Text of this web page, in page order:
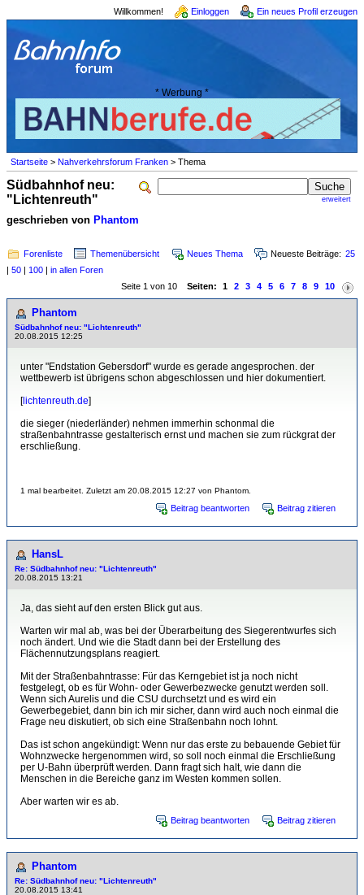
Willkommen! Einloggen Ein neues Profil erzeugen
* Werbung *
Startseite > Nahverkehrsforum Franken > Thema
erweitert
Südbahnhof neu:
"Lichtenreuth"
geschrieben von Phantom
Forenliste Themenübersicht Neues Thema Neueste Beiträge: 25
| 50 | 100 | in allen Foren
Seite 1 von 10 Seiten: 1 2 3 4 5 6 7 8 9 10
Phantom
Südbahnhof neu: "Lichtenreuth"
20.08.2015 12:25
unter "Endstation Gebersdorf" wurde es gerade angesprochen. der
wettbewerb ist übrigens schon abgeschlossen und hier dokumentiert.
[lichtenreuth.de]
die sieger (niederländer) nehmen immerhin schonmal die
straßenbahntrasse gestalterisch ernst und machen sie zum rückgrat der
erschließung.
1 mal bearbeitet. Zuletzt am 20.08.2015 12:27 von Phantom.
Beitrag beantworten Beitrag zitieren
HansL
Re: Südbahnhof neu: "Lichtenreuth"
20.08.2015 13:21
Ja, das sieht auf den ersten Blick gut aus.
Warten wir mal ab, was bei der Überarbeitung des Siegerentwurfes sich
noch ändert. Und wie die Stadt dann bei der Erstellung des
Flächennutzungsplans reagiert.
Mit der Straßenbahntrasse: Für das Kerngebiet ist ja noch nicht
festgelegt, ob es für Wohn- oder Gewerbezwecke genutzt werden soll.
Wenn sich Aurelis und die CSU durchsetzt und es wird ein
Gewerbegebiet, dann bin ich mir sicher, dann wird auch noch einmal die
Frage neu diskutiert, ob sich eine Straßenbahn noch lohnt.
Das ist schon angekündigt: Wenn nur das erste zu bebauende Gebiet für
Wohnzwecke hergenommen wird, so soll noch einmal die Erschließung
per U-Bahn überprüft werden. Dann fragt sich halt, wie dann die
Menschen in die Bereiche ganz im Westen kommen sollen.
Aber warten wir es ab.
Beitrag beantworten Beitrag zitieren
Phantom
Re: Südbahnhof neu: "Lichtenreuth"
20.08.2015 13:41